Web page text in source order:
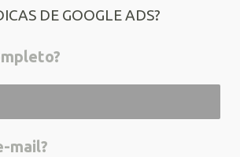
DE GOOGLE ADS?
mail?